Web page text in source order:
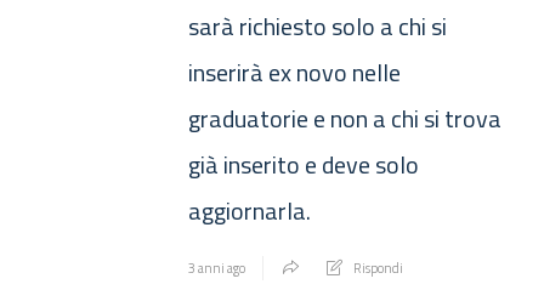
sarà richiesto solo a chi si
inserirà ex novo nelle
graduatorie e non a chi si trova
già inserito e deve solo
aggiornarla.
3 anni ago Rispondi